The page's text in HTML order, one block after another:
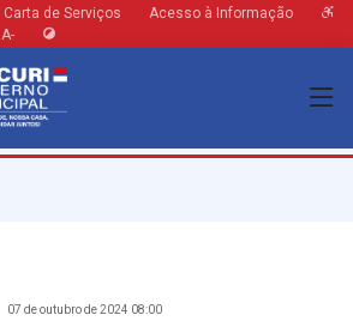
Carta de Serviços
Acesso à Informação
A-
07 de outubro de 2024 08:00